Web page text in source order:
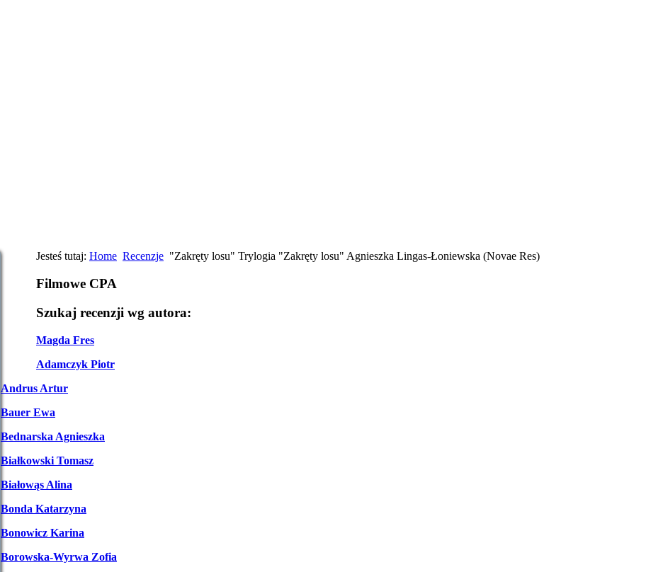
Jesteś tutaj: Home Recenzje "Zakręty losu" Trylogia "Zakręty losu" Agnieszka Lingas-Łoniewska (Novae Res)
Filmowe CPA
Szukaj recenzji wg autora:
Magda Fres
Adamczyk Piotr
Andrus Artur
Bauer Ewa
Bednarska Agnieszka
Białkowski Tomasz
Białowąs Alina
Bonda Katarzyna
Bonowicz Karina
Borowska-Wyrwa Zofia